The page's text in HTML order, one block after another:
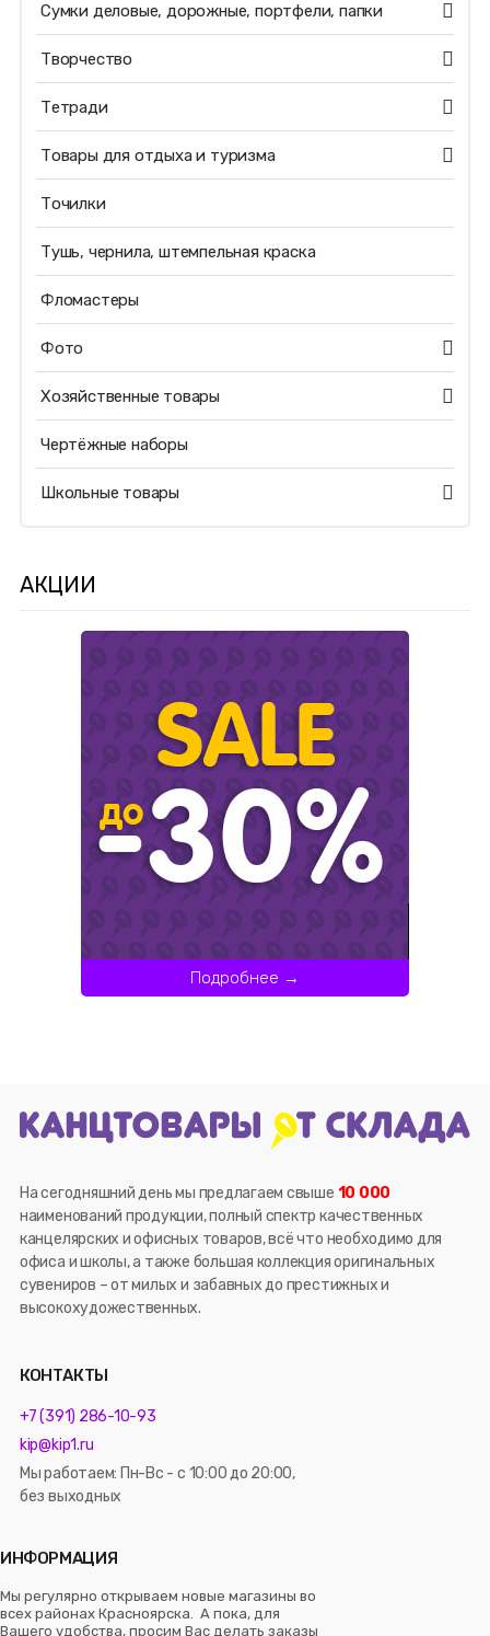
Сумки деловые, дорожные, портфели, папки
Творчество
Тетради
Товары для отдыха и туризма
Точилки
Тушь, чернила, штемпельная краска
Фломастеры
Фото
Хозяйственные товары
Чертёжные наборы
Школьные товары
АКЦИИ
Подробнее →
На сегодняшний день мы предлагаем свыше 10 000
наименований продукции, полный спектр качественных
канцелярских и офисных товаров, всё что необходимо для
офиса и школы, а также большая коллекция оригинальных
сувениров – от милых и забавных до престижных и
высокохудожественных.
КОНТАКТЫ
+7 (391) 286-10-93
kip@kip1.ru
Мы работаем: Пн-Вс - с 10:00 до 20:00,
без выходных
ИНФОРМАЦИЯ
Мы регулярно открываем новые магазины во
всех районах Красноярска. А пока, для
Вашего удобства, просим Вас делать заказы